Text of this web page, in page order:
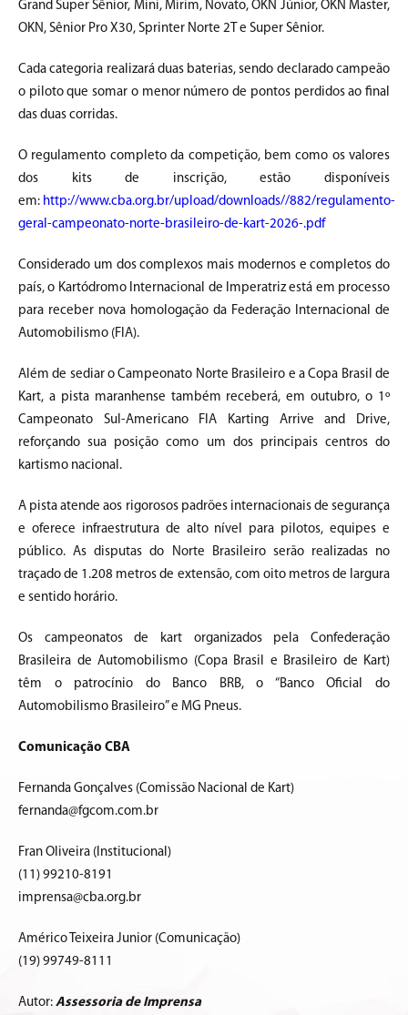
Grand Super Sênior, Mini, Mirim, Novato, OKN Júnior, OKN Master,
OKN, Sênior Pro X30, Sprinter Norte 2T e Super Sênior.
Cada categoria realizará duas baterias, sendo declarado campeão
o piloto que somar o menor número de pontos perdidos ao final
das duas corridas.
O regulamento completo da competição, bem como os valores
dos kits de inscrição, estão disponíveis
em: http://www.cba.org.br/upload/downloads//882/regulamento-
geral-campeonato-norte-brasileiro-de-kart-2026-.pdf
Considerado um dos complexos mais modernos e completos do
país, o Kartódromo Internacional de Imperatriz está em processo
para receber nova homologação da Federação Internacional de
Automobilismo (FIA).
Além de sediar o Campeonato Norte Brasileiro e a Copa Brasil de
Kart, a pista maranhense também receberá, em outubro, o 1º
Campeonato Sul-Americano FIA Karting Arrive and Drive,
reforçando sua posição como um dos principais centros do
kartismo nacional.
A pista atende aos rigorosos padrões internacionais de segurança
e oferece infraestrutura de alto nível para pilotos, equipes e
público. As disputas do Norte Brasileiro serão realizadas no
traçado de 1.208 metros de extensão, com oito metros de largura
e sentido horário.
Os campeonatos de kart organizados pela Confederação
Brasileira de Automobilismo (Copa Brasil e Brasileiro de Kart)
têm o patrocínio do Banco BRB, o “Banco Oficial do
Automobilismo Brasileiro” e MG Pneus.
Comunicação CBA
Fernanda Gonçalves (Comissão Nacional de Kart)
fernanda@fgcom.com.br
Fran Oliveira (Institucional)
(11) 99210-8191
imprensa@cba.org.br
Américo Teixeira Junior (Comunicação)
(19) 99749-8111
Autor: Assessoria de Imprensa